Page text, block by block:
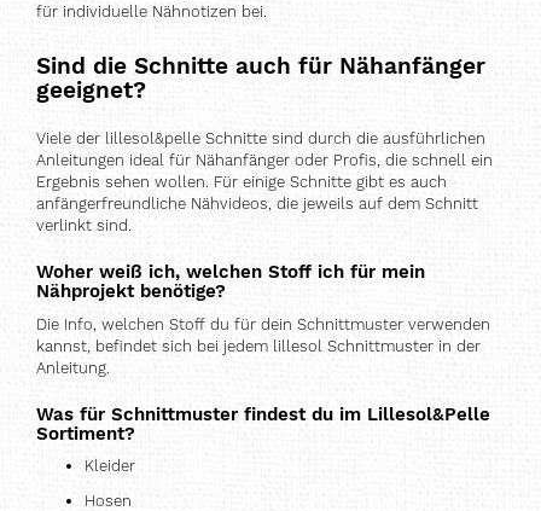
für individuelle Nähnotizen bei.
Sind die Schnitte auch für Nähanfänger
geeignet?
Viele der lillesol&pelle Schnitte sind durch die ausführlichen
Anleitungen ideal für Nähanfänger oder Profis, die schnell ein
Ergebnis sehen wollen. Für einige Schnitte gibt es auch
anfängerfreundliche Nähvideos, die jeweils auf dem Schnitt
verlinkt sind.
Woher weiß ich, welchen Stoff ich für mein
Nähprojekt benötige?
Die Info, welchen Stoff du für dein Schnittmuster verwenden
kannst, befindet sich bei jedem lillesol Schnittmuster in der
Anleitung.
Was für Schnittmuster findest du im Lillesol&Pelle
Sortiment?
Kleider
Hosen